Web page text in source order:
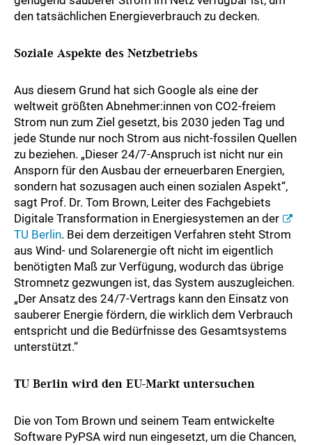
den tatsächlichen Energieverbrauch zu decken.
Soziale Aspekte des Netzbetriebs
Aus diesem Grund hat sich Google als eine der
weltweit größten Abnehmer:innen von CO2-freiem
Strom nun zum Ziel gesetzt, bis 2030 jeden Tag und
jede Stunde nur noch Strom aus nicht-fossilen Quellen
zu beziehen. „Dieser 24/7-Anspruch ist nicht nur ein
Ansporn für den Ausbau der erneuerbaren Energien,
sondern hat sozusagen auch einen sozialen Aspekt“,
sagt Prof. Dr. Tom Brown, Leiter des Fachgebiets
Digitale Transformation in Energiesystemen an der
TU Berlin. Bei dem derzeitigen Verfahren steht Strom
aus Wind- und Solarenergie oft nicht im eigentlich
benötigten Maß zur Verfügung, wodurch das übrige
Stromnetz gezwungen ist, das System auszugleichen.
„Der Ansatz des 24/7-Vertrags kann den Einsatz von
sauberer Energie fördern, die wirklich dem Verbrauch
entspricht und die Bedürfnisse des Gesamtsystems
unterstützt.“
TU Berlin wird den EU-Markt untersuchen
Die von Tom Brown und seinem Team entwickelte
Software PyPSA wird nun eingesetzt, um die Chancen,